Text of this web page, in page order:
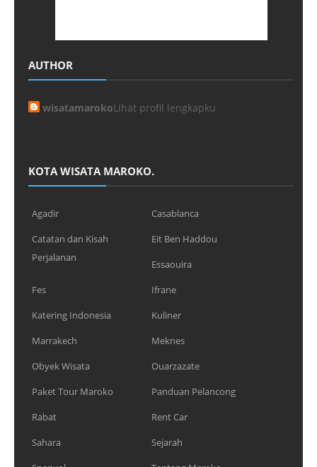
AUTHOR
wisatamarokoLihat profil lengkapku
KOTA WISATA MAROKO.
Agadir
Casablanca
Catatan dan Kisah
Perjalanan
Eit Ben Haddou
Essaouira
Fes
Ifrane
Katering Indonesia
Kuliner
Marrakech
Meknes
Obyek Wisata
Ouarzazate
Paket Tour Maroko
Panduan Pelancong
Rabat
Rent Car
Sahara
Sejarah